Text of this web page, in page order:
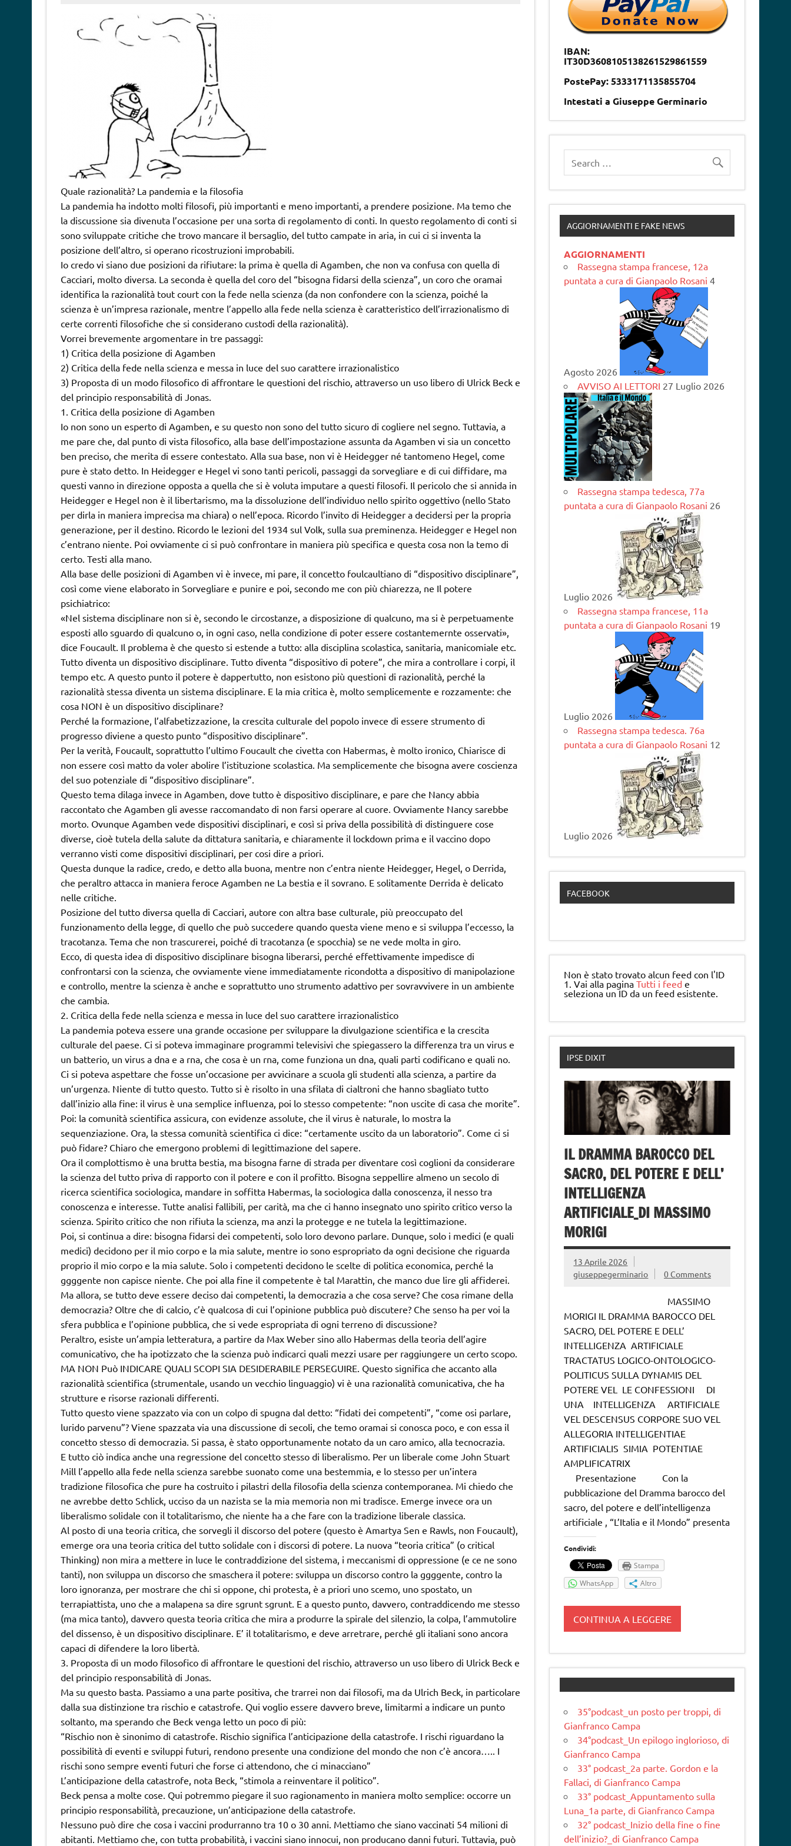
Quale razionalità? La pandemia e la filosofia
La pandemia ha indotto molti filosofi, più importanti e meno importanti, a prendere posizione. Ma temo che
la discussione sia divenuta l’occasione per una sorta di regolamento di conti. In questo regolamento di conti si
sono sviluppate critiche che trovo mancare il bersaglio, del tutto campate in aria, in cui ci si inventa la
posizione dell’altro, si operano ricostruzioni improbabili.
Io credo vi siano due posizioni da rifiutare: la prima è quella di Agamben, che non va confusa con quella di
Cacciari, molto diversa. La seconda è quella del coro del “bisogna fidarsi della scienza”, un coro che oramai
identifica la razionalità tout court con la fede nella scienza (da non confondere con la scienza, poiché la
scienza è un’impresa razionale, mentre l’appello alla fede nella scienza è caratteristico dell’irrazionalismo di
certe correnti filosofiche che si considerano custodi della razionalità).
Vorrei brevemente argomentare in tre passaggi:
1) Critica della posizione di Agamben
2) Critica della fede nella scienza e messa in luce del suo carattere irrazionalistico
3) Proposta di un modo filosofico di affrontare le questioni del rischio, attraverso un uso libero di Ulrick Beck e
del principio responsabilità di Jonas.
1. Critica della posizione di Agamben
Io non sono un esperto di Agamben, e su questo non sono del tutto sicuro di cogliere nel segno. Tuttavia, a
me pare che, dal punto di vista filosofico, alla base dell’impostazione assunta da Agamben vi sia un concetto
ben preciso, che merita di essere contestato. Alla sua base, non vi è Heidegger né tantomeno Hegel, come
pure è stato detto. In Heidegger e Hegel vi sono tanti pericoli, passaggi da sorvegliare e di cui diffidare, ma
questi vanno in direzione opposta a quella che si è voluta imputare a questi filosofi. Il pericolo che si annida in
Heidegger e Hegel non è il libertarismo, ma la dissoluzione dell’individuo nello spirito oggettivo (nello Stato
per dirla in maniera imprecisa ma chiara) o nell’epoca. Ricordo l’invito di Heidegger a decidersi per la propria
generazione, per il destino. Ricordo le lezioni del 1934 sul Volk, sulla sua preminenza. Heidegger e Hegel non
c’entrano niente. Poi ovviamente ci si può confrontare in maniera più specifica e questa cosa non la temo di
certo. Testi alla mano.
Alla base delle posizioni di Agamben vi è invece, mi pare, il concetto foulcaultiano di “dispositivo disciplinare”,
così come viene elaborato in Sorvegliare e punire e poi, secondo me con più chiarezza, ne Il potere
psichiatrico:
«Nel sistema disciplinare non si è, secondo le circostanze, a disposizione di qualcuno, ma si è perpetuamente
esposti allo sguardo di qualcuno o, in ogni caso, nella condizione di poter essere costantemernte osservati»,
dice Foucault. Il problema è che questo si estende a tutto: alla disciplina scolastica, sanitaria, manicomiale etc.
Tutto diventa un dispositivo disciplinare. Tutto diventa “dispositivo di potere”, che mira a controllare i corpi, il
tempo etc. A questo punto il potere è dappertutto, non esistono più questioni di razionalità, perché la
razionalità stessa diventa un sistema disciplinare. E la mia critica è, molto semplicemente e rozzamente: che
cosa NON è un dispositivo disciplinare?
Perché la formazione, l’alfabetizzazione, la crescita culturale del popolo invece di essere strumento di
progresso diviene a questo punto “dispositivo disciplinare”.
Per la verità, Foucault, soprattutto l’ultimo Foucault che civetta con Habermas, è molto ironico, Chiarisce di
non essere così matto da voler abolire l’istituzione scolastica. Ma semplicemente che bisogna avere coscienza
del suo potenziale di “dispositivo disciplinare”.
Questo tema dilaga invece in Agamben, dove tutto è dispositivo disciplinare, e pare che Nancy abbia
raccontato che Agamben gli avesse raccomandato di non farsi operare al cuore. Ovviamente Nancy sarebbe
morto. Ovunque Agamben vede dispositivi disciplinari, e così si priva della possibilità di distinguere cose
diverse, cioè tutela della salute da dittatura sanitaria, e chiaramente il lockdown prima e il vaccino dopo
verranno visti come dispositivi disciplinari, per cosi dire a priori.
Questa dunque la radice, credo, e detto alla buona, mentre non c’entra niente Heidegger, Hegel, o Derrida,
che peraltro attacca in maniera feroce Agamben ne La bestia e il sovrano. E solitamente Derrida è delicato
nelle critiche.
Posizione del tutto diversa quella di Cacciari, autore con altra base culturale, più preoccupato del
funzionamento della legge, di quello che può succedere quando questa viene meno e si sviluppa l’eccesso, la
tracotanza. Tema che non trascurerei, poiché di tracotanza (e spocchia) se ne vede molta in giro.
Ecco, di questa idea di dispositivo disciplinare bisogna liberarsi, perché effettivamente impedisce di
confrontarsi con la scienza, che ovviamente viene immediatamente ricondotta a dispositivo di manipolazione
e controllo, mentre la scienza è anche e soprattutto uno strumento adattivo per sovravvivere in un ambiente
che cambia.
2. Critica della fede nella scienza e messa in luce del suo carattere irrazionalistico
La pandemia poteva essere una grande occasione per sviluppare la divulgazione scientifica e la crescita
culturale del paese. Ci si poteva immaginare programmi televisivi che spiegassero la differenza tra un virus e
un batterio, un virus a dna e a rna, che cosa è un rna, come funziona un dna, quali parti codificano e quali no.
Ci si poteva aspettare che fosse un’occasione per avvicinare a scuola gli studenti alla scienza, a partire da
un’urgenza. Niente di tutto questo. Tutto si è risolto in una sfilata di cialtroni che hanno sbagliato tutto
dall’inizio alla fine: il virus è una semplice influenza, poi lo stesso competente: “non uscite di casa che morite”.
Poi: la comunità scientifica assicura, con evidenze assolute, che il virus è naturale, lo mostra la
sequenziazione. Ora, la stessa comunità scientifica ci dice: “certamente uscito da un laboratorio”. Come ci si
può fidare? Chiaro che emergono problemi di legittimazione del sapere.
Ora il complottismo è una brutta bestia, ma bisogna farne di strada per diventare così coglioni da considerare
la scienza del tutto priva di rapporto con il potere e con il profitto. Bisogna seppellire almeno un secolo di
ricerca scientifica sociologica, mandare in soffitta Habermas, la sociologica dalla conoscenza, il nesso tra
conoscenza e interesse. Tutte analisi fallibili, per carità, ma che ci hanno insegnato uno spirito critico verso la
scienza. Spirito critico che non rifiuta la scienza, ma anzi la protegge e ne tutela la legittimazione.
Poi, si continua a dire: bisogna fidarsi dei competenti, solo loro devono parlare. Dunque, solo i medici (e quali
medici) decidono per il mio corpo e la mia salute, mentre io sono espropriato da ogni decisione che riguarda
proprio il mio corpo e la mia salute. Solo i competenti decidono le scelte di politica economica, perché la
ggggente non capisce niente. Che poi alla fine il competente è tal Marattin, che manco due lire gli affiderei.
Ma allora, se tutto deve essere deciso dai competenti, la democrazia a che cosa serve? Che cosa rimane della
democrazia? Oltre che di calcio, c’è qualcosa di cui l’opinione pubblica può discutere? Che senso ha per voi la
sfera pubblica e l’opinione pubblica, che si vede espropriata di ogni terreno di discussione?
Peraltro, esiste un’ampia letteratura, a partire da Max Weber sino allo Habermas della teoria dell’agire
comunicativo, che ha ipotizzato che la scienza può indicarci quali mezzi usare per raggiungere un certo scopo.
MA NON Può INDICARE QUALI SCOPI SIA DESIDERABILE PERSEGUIRE. Questo significa che accanto alla
razionalità scientifica (strumentale, usando un vecchio linguaggio) vi è una razionalità comunicativa, che ha
strutture e risorse razionali differenti.
Tutto questo viene spazzato via con un colpo di spugna dal detto: “fidati dei competenti”, “come osi parlare,
lurido parvenu”? Viene spazzata via una discussione di secoli, che temo oramai si conosca poco, e con essa il
concetto stesso di democrazia. Si passa, è stato opportunamente notato da un caro amico, alla tecnocrazia.
E tutto ciò indica anche una regressione del concetto stesso di liberalismo. Per un liberale come John Stuart
Mill l’appello alla fede nella scienza sarebbe suonato come una bestemmia, e lo stesso per un’intera
tradizione filosofica che pure ha costruito i pilastri della filosofia della scienza contemporanea. Mi chiedo che
ne avrebbe detto Schlick, ucciso da un nazista se la mia memoria non mi tradisce. Emerge invece ora un
liberalismo solidale con il totalitarismo, che niente ha a che fare con la tradizione liberale classica.
Al posto di una teoria critica, che sorvegli il discorso del potere (questo è Amartya Sen e Rawls, non Foucault),
emerge ora una teoria critica del tutto solidale con i discorsi di potere. La nuova “teoria critica” (o critical
Thinking) non mira a mettere in luce le contraddizione del sistema, i meccanismi di oppressione (e ce ne sono
tanti), non sviluppa un discorso che smaschera il potere: sviluppa un discorso contro la ggggente, contro la
loro ignoranza, per mostrare che chi si oppone, chi protesta, è a priori uno scemo, uno spostato, un
terrapiattista, uno che a malapena sa dire sgrunt sgrunt. E a questo punto, davvero, contraddicendo me stesso
(ma mica tanto), davvero questa teoria critica che mira a produrre la spirale del silenzio, la colpa, l’ammutolire
del dissenso, è un dispositivo disciplinare. E’ il totalitarismo, e deve arretrare, perché gli italiani sono ancora
capaci di difendere la loro libertà.
3. Proposta di un modo filosofico di affrontare le questioni del rischio, attraverso un uso libero di Ulrick Beck e
del principio responsabilità di Jonas.
Ma su questo basta. Passiamo a una parte positiva, che trarrei non dai filosofi, ma da Ulrich Beck, in particolare
dalla sua distinzione tra rischio e catastrofe. Qui voglio essere davvero breve, limitarmi a indicare un punto
soltanto, ma sperando che Beck venga letto un poco di più:
“Rischio non è sinonimo di catastrofe. Rischio significa l’anticipazione della catastrofe. I rischi riguardano la
possibilità di eventi e sviluppi futuri, rendono presente una condizione del mondo che non c’è ancora….. I
rischi sono sempre eventi futuri che forse ci attendono, che ci minacciano”
L’anticipazione della catastrofe, nota Beck, “stimola a reinventare il politico”.
Beck pensa a molte cose. Qui potremmo piegare il suo ragionamento in maniera molto semplice: occorre un
principio responsabilità, precauzione, un’anticipazione della catastrofe.
Nessuno può dire che cosa i vaccini produrranno tra 10 o 30 anni. Mettiamo che siano vaccinati 54 milioni di
abitanti. Mettiamo che, con tutta probabilità, i vaccini siano innocui, non producano danni futuri. Tuttavia, può
IBAN:
IT30D3608105138261529861559
PostePay: 5333171135855704
Intestati a Giuseppe Germinario
AGGIORNAMENTI E FAKE NEWS
AGGIORNAMENTI
Rassegna stampa francese, 12a
puntata a cura di Gianpaolo Rosani 4
Agosto 2026
AVVISO AI LETTORI 27 Luglio 2026
Rassegna stampa tedesca, 77a
puntata a cura di Gianpaolo Rosani 26
Luglio 2026
Rassegna stampa francese, 11a
puntata a cura di Gianpaolo Rosani 19
Luglio 2026
Rassegna stampa tedesca. 76a
puntata a cura di Gianpaolo Rosani 12
Luglio 2026
FACEBOOK
Non è stato trovato alcun feed con l'ID
1. Vai alla paginaTutti i feed e
seleziona un ID da un feed esistente.
IPSE DIXIT
IL DRAMMA BAROCCO DEL
SACRO, DEL POTERE E DELL’
INTELLIGENZA
ARTIFICIALE_DI MASSIMO
MORIGI
13 Aprile 2026
giuseppegerminario
0 Comments
MASSIMO
MORIGI IL DRAMMA BAROCCO DEL
SACRO, DEL POTERE E DELL’
INTELLIGENZA ARTIFICIALE
TRACTATUS LOGICO-ONTOLOGICO-
POLITICUS SULLA DYNAMIS DEL
POTERE VEL LE CONFESSIONI DI
UNA INTELLIGENZA ARTIFICIALE
VEL DESCENSUS CORPORE SUO VEL
ALLEGORIA INTELLIGENTIAE
ARTIFICIALIS SIMIA POTENTIAE
AMPLIFICATRIX
Presentazione Con la
pubblicazione del Dramma barocco del
sacro, del potere e dell’intelligenza
artificiale , “L’Italia e il Mondo” presenta
Condividi:
Stampa
WhatsApp
Altro
CONTINUA A LEGGERE
35°podcast_un posto per troppi, di
Gianfranco Campa
34°podcast_Un epilogo inglorioso, di
Gianfranco Campa
33° podcast_2a parte. Gordon e la
Fallaci, di Gianfranco Campa
33° podcast_Appuntamento sulla
Luna_1a parte, di Gianfranco Campa
32° podcast_Inizio della fine o fine
dell’inizio?_di Gianfranco Campa